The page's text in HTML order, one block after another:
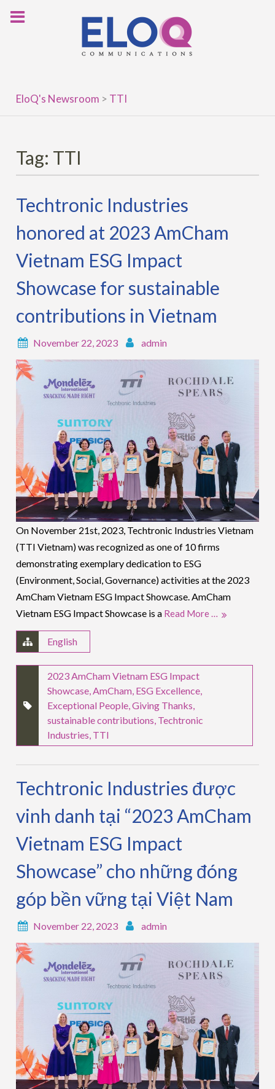
EloQ's Newsroom > TTI
Tag: TTI
Techtronic Industries
honored at 2023 AmCham
Vietnam ESG Impact
Showcase for sustainable
contributions in Vietnam
November 22, 2023 admin
On November 21st, 2023, Techtronic Industries Vietnam
(TTI Vietnam) was recognized as one of 10 firms
demonstrating exemplary dedication to ESG
(Environment, Social, Governance) activities at the 2023
AmCham Vietnam ESG Impact Showcase. AmCham
Vietnam ESG Impact Showcase is a Read More …
English
2023 AmCham Vietnam ESG Impact
Showcase AmCham ESG Excellence
Exceptional People ,Giving Thanks
sustainable contributions Techtronic
Industries TTI
Techtronic Industries được
vinh danh tại “2023 AmCham
Vietnam ESG Impact
Showcase” cho những đóng
góp bền vững tại Việt Nam
November 22, 2023 admin